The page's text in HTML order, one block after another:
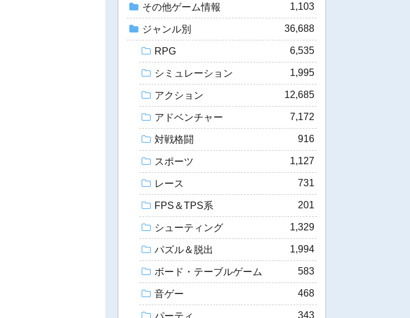
その他ゲーム情報 1,103
ジャンル別 36,688
RPG 6,535
シミュレーション 1,995
アクション 12,685
アドベンチャー 7,172
対戦格闘 916
スポーツ 1,127
レース 731
FPS＆TPS系 201
シューティング 1,329
パズル＆脱出 1,994
ボード・テーブルゲーム 583
音ゲー 468
パーティ 343